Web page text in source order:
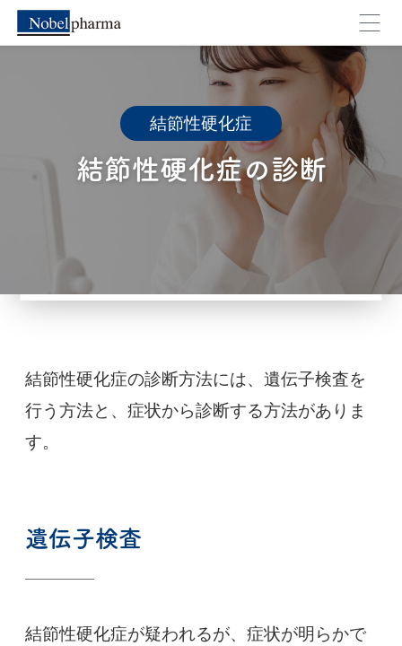
外部のページへ移動します。よろしいですか？
結節性硬化症
結節性硬化症の診断
結節性硬化症の診断方法には、遺伝子検査を
行う方法と、症状から診断する方法がありま
す。
遺伝子検査
結節性硬化症が疑われるが、症状が明らかで